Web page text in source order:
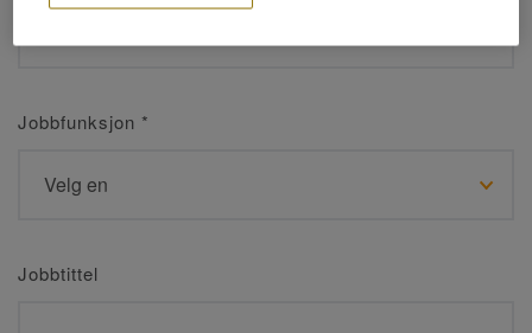
Jobbfunksjon *
Jobbtittel